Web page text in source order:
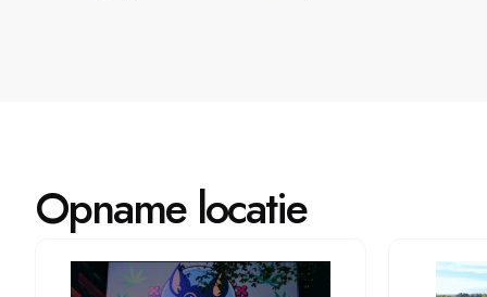
Opname locatie